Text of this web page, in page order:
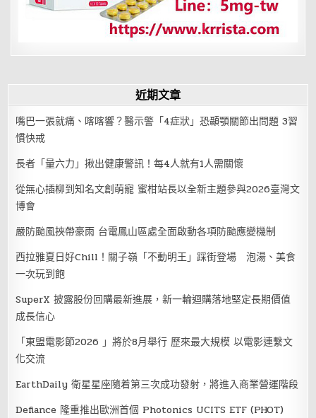
近期文章
嘴巴一張就痛、喀喀響？醫示警「4症狀」恐顳顎關節出問題 3習
慣快戒
長者「量六力」揪出健康警訊！每4人就有1人需關懷
從無心插柳到知名文創萌寵 蜜柑站長以全新主題參與2026臺灣文
博會
嚴防颱風挾帶豪雨 台電鳳山區處全面啟動各項防颱應變機制
西拉雅夏日好Chill！關子嶺「不動明王」踩街登場 泡湯、美食
一次玩到飽
SuperX 披露股份回購最新進展，新一輪迴購落地堅定長期價值
成長信心
「東盟電影節2026 」將於8月舉行 歷來最大規模 以電影連繫文
化交流
EarthDaily 衛星星座隨着第三次成功發射，將進入商業營運階段
Defiance 隆重推出歐洲首個 Photonics UCITS ETF (PHOT)